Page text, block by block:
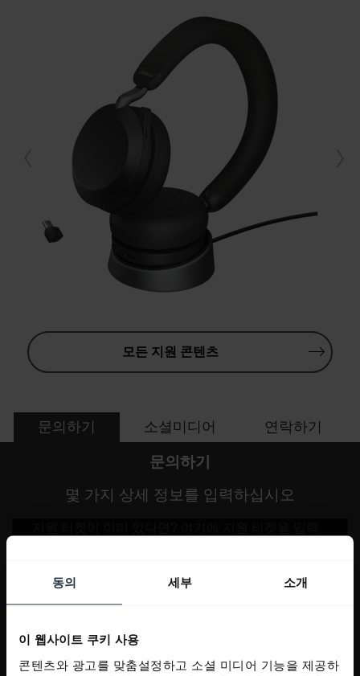
동의 세부 소개
이 웹사이트 쿠키 사용
콘텐츠와 광고를 맞춤설정하고 소셜 미디어 기능을 제공하
모든 지원 콘텐츠
문의하기 소셜미디어 연락하기
문의하기
몇 가지 상세 정보를 입력하십시오